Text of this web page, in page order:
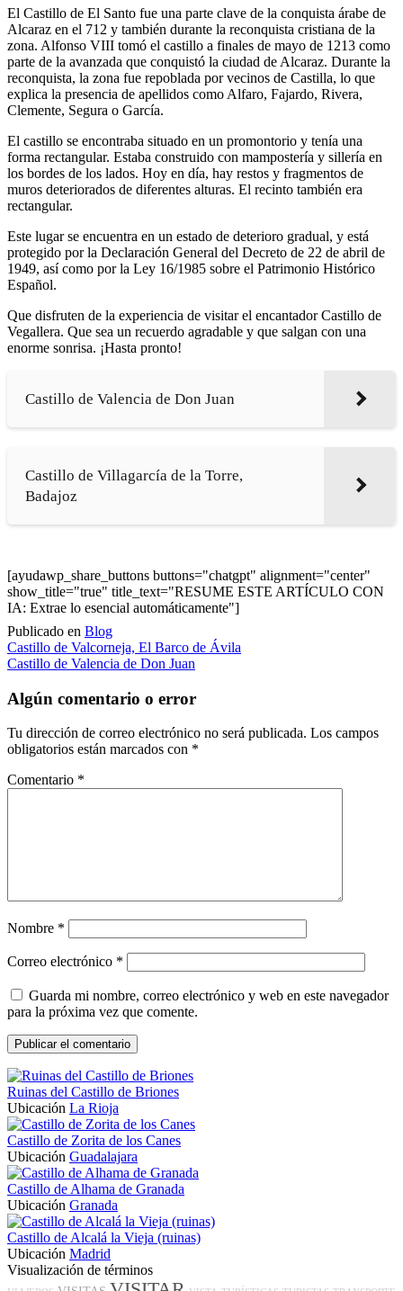
El Castillo de El Santo fue una parte clave de la conquista árabe de
Alcaraz en el 712 y también durante la reconquista cristiana de la
zona. Alfonso VIII tomó el castillo a finales de mayo de 1213 como
parte de la avanzada que conquistó la ciudad de Alcaraz. Durante la
reconquista, la zona fue repoblada por vecinos de Castilla, lo que
explica la presencia de apellidos como Alfaro, Fajardo, Rivera,
Clemente, Segura o García.
El castillo se encontraba situado en un promontorio y tenía una
forma rectangular. Estaba construido con mampostería y sillería en
los bordes de los lados. Hoy en día, hay restos y fragmentos de
muros deteriorados de diferentes alturas. El recinto también era
rectangular.
Este lugar se encuentra en un estado de deterioro gradual, y está
protegido por la Declaración General del Decreto de 22 de abril de
1949, así como por la Ley 16/1985 sobre el Patrimonio Histórico
Español.
Que disfruten de la experiencia de visitar el encantador Castillo de
Vegallera. Que sea un recuerdo agradable y que salgan con una
enorme sonrisa. ¡Hasta pronto!
Castillo de Valencia de Don Juan
Castillo de Villagarcía de la Torre,
Badajoz
[ayudawp_share_buttons buttons="chatgpt" alignment="center"
show_title="true" title_text="RESUME ESTE ARTÍCULO CON
IA: Extrae lo esencial automáticamente"]
Publicado en Blog
Navegación
de
entradas
Castillo de Valcorneja, El Barco de Ávila
Castillo de Valencia de Don Juan
Algún comentario o error
Tu dirección de correo electrónico no será publicada. Los campos
obligatorios están marcados con *
Comentario *
Nombre *
Correo electrónico *
Guarda mi nombre, correo electrónico y web en este navegador
para la próxima vez que comente.
Ruinas del Castillo de Briones
Ubicación La Rioja
Castillo de Zorita de los Canes
Ubicación Guadalajara
Castillo de Alhama de Granada
Ubicación Granada
Castillo de Alcalá la Vieja (ruinas)
Ubicación Madrid
Visualización de términos